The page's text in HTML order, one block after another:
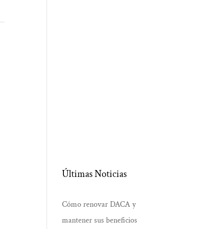
Últimas Noticias
Cómo renovar DACA y
mantener sus beneficios